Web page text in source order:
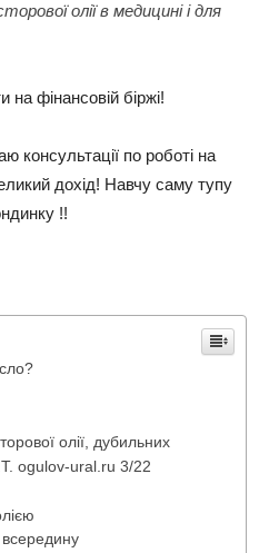
олії в медицині і для
фінансовій біржі!
консультації по роботі на
дохід! Навчу саму тупу
!!
олії, дубильних
ogulov-ural.ru 3/22